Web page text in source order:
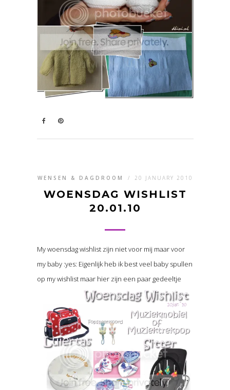
WENSEN & DAGDROOM / 20 JANUARY 2010
WOENSDAG WISHLIST
20.01.10
My woensdag wishlist zijn niet voor mij maar voor
my baby :yes: Eigenlijk heb ik best veel baby spullen
op my wishlist maar hier zijn een paar gedeeltje